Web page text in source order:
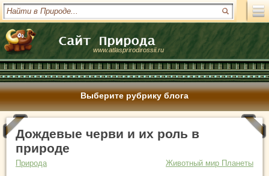
www.atlasprirodirossii.ru
Выберите рубрику блога
Дождевые черви и их роль в
природе
Природа
Животный мир Планеты